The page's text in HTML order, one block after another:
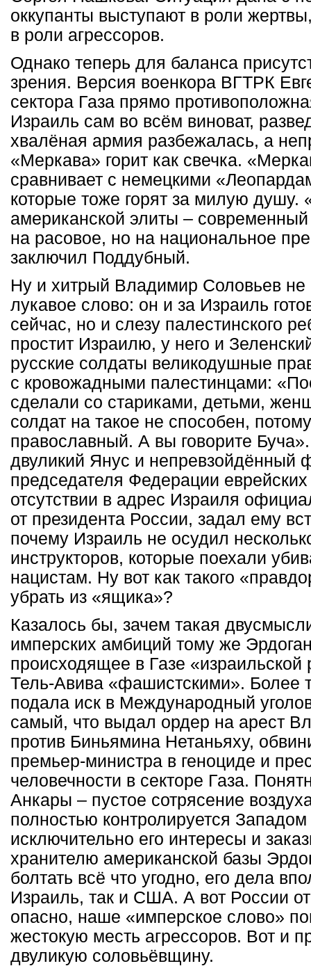
оккупанты выступают в роли
в роли агрессоров.
Однако теперь для баланса
зрения. Версия военкора ВГТРК
сектора Газа прямо
Израиль сам во всём виноват,
хвалёная армия разбежалась, а
«Меркава» горит как свечка.
сравнивает с немецкими
которые тоже горят за милую душу.
американской элиты –
на расовое, но на национальное
заключил Поддубный.
Ну и хитрый Владимир Соловьев не
лукавое слово: он и за Израиль
сейчас, но и слезу палестинского
простит Израилю, у него и
русские солдаты великодушные
с кровожадными палестинцами:
сделали со стариками, детьми,
солдат на такое не способен,
православный. А вы говорите
двуликий Янус и непревзойдённый
председателя Федерации
отсутствии в адрес Израиля
от президента России, задал ему
почему Израиль не осудил
инструкторов, которые поехали
нацистам. Ну вот как такого
убрать из «ящика»?
Казалось бы, зачем такая
имперских амбиций тому же
происходящее в Газе «израильской
Тель-Авива «фашистскими». Более
подала иск в Международный
самый, что выдал ордер на арест
против Биньямина Нетаньяху,
премьер-министра в геноциде и
человечности в секторе Газа.
Анкары – пустое сотрясение
полностью контролируется
исключительно его интересы и
хранителю американской базы
болтать всё что угодно, его дела
Израиль, так и США. А вот России
опасно, наше «имперское слово»
жестокую месть агрессоров. Вот и
двуликую соловьёвщину.